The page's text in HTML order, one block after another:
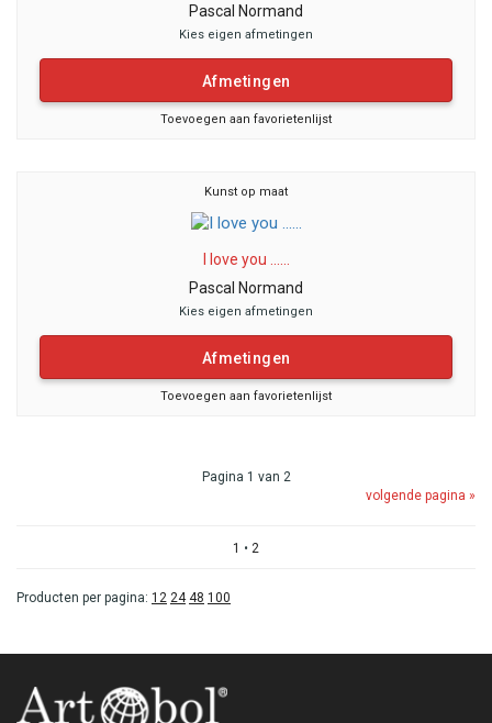
Pascal Normand
Kies eigen afmetingen
Afmetingen
Toevoegen aan favorietenlijst
Kunst op maat
I love you ......
Pascal Normand
Kies eigen afmetingen
Afmetingen
Toevoegen aan favorietenlijst
Pagina 1 van 2
volgende pagina »
1 • 2
Producten per pagina: 12 24 48 100